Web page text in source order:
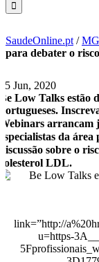
SaudeOnline.pt /
para debater o
15 Jun, 2020
Be Low Talks estão
portugueses.
Webinars arrancam
especialistas da
discussão sobre o
colesterol LDL.
link=”http://
u=https-